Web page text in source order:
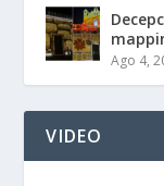
Ago 4,
VIDEO